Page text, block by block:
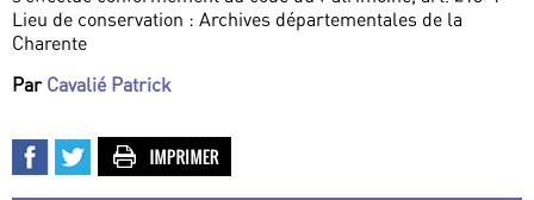
Lieu de conservation : Archives départementales de la
Charente
Par Cavalié Patrick